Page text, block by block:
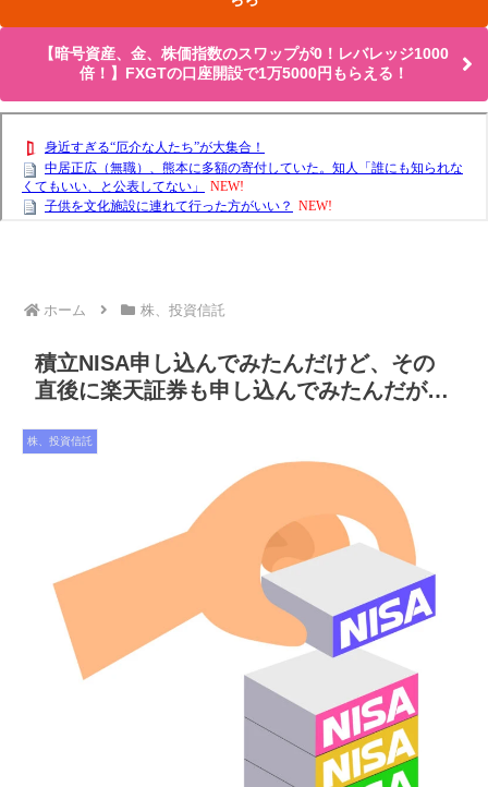
【暗号資産、金、株価指数のスワップが0！レバレッジ1000
倍！】FXGTの口座開設で1万5000円もらえる！
ホーム 株、投資信託
積立NISA申し込んでみたんだけど、その
直後に楽天証券も申し込んでみたんだが…
株、投資信託